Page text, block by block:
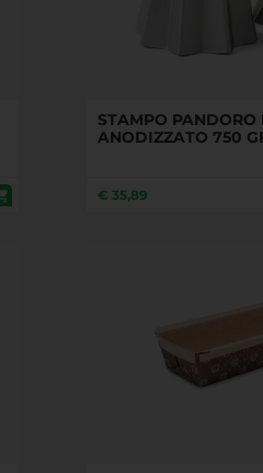
STAMPO
ANODIZZATO 750
€ 35,89